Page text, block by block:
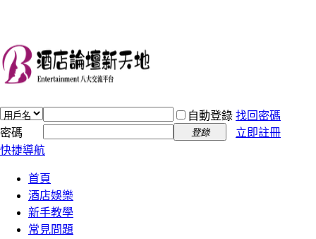
自動登錄 找回密碼
密碼
登錄
立即註冊
快捷導航
首頁
酒店娛樂
新手教學
常見問題